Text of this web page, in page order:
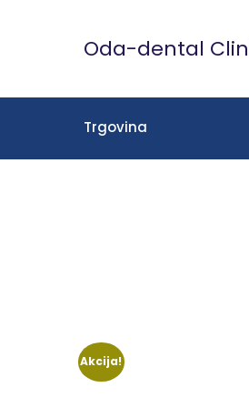
Oda-dental
Trgovina
Akcija!